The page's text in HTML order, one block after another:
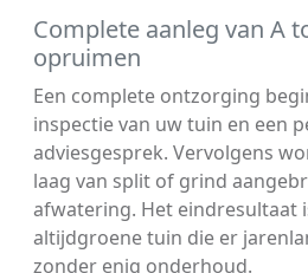
Complete aanleg van A
opruimen
Een complete ontzorging
inspectie van uw tuin en een
adviesgesprek. Vervolgens
laag van split of grind
afwatering. Het eindresultaat
altijdgroene tuin die er
zonder enig onderhoud.